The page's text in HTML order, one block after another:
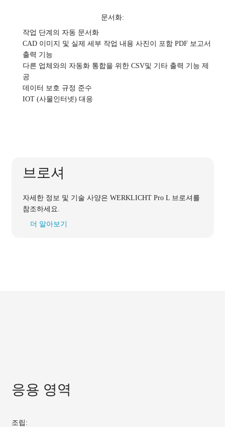
문서화:
작업 단계의 자동 문서화
CAD 이미지 및 실제 세부 작업 내용 사진이 포함 PDF 보고서
출력 기능
다른 업체와의 자동화 통합을 위한 CSV및 기타 출력 기능 제
공
데이터 보호 규정 준수
IOT (사물인터넷) 대응
브로셔
자세한 정보 및 기술 사양은 WERKLICHT Pro L 브로셔를
참조하세요.
더 알아보기
응용 영역
조립: